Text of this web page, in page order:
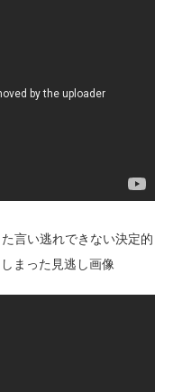
言い逃れできない決定的
まった見逃し画像